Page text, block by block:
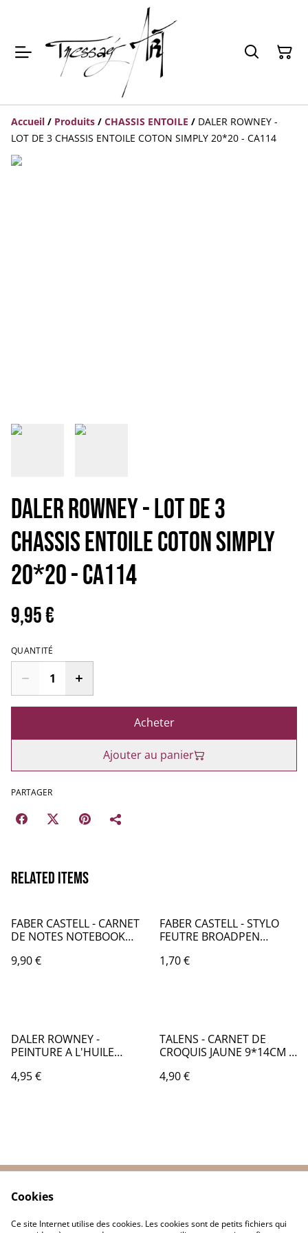
Accueil / Produits / CHASSIS ENTOILE / DALER ROWNEY -
LOT DE 3 CHASSIS ENTOILE COTON SIMPLY 20*20 - CA114
DALER ROWNEY - LOT DE 3
CHASSIS ENTOILE COTON SIMPLY
20*20 - CA114
9,95 €
QUANTITÉ
Acheter
Ajouter au panier
PARTAGER
Related items
FABER CASTELL - CARNET
DE NOTES NOTEBOOK
9,90 €
FABER CASTELL - STYLO
FEUTRE BROADPEN
PASTEL GRIS - FB021488
1,70 €
DALER ROWNEY -
PEINTURE A L'HUILE
DE BOUGIE 035 -
4,95 €
TALENS - CARNET DE
CROQUIS JAUNE 9*14CM -
4,90 €
Politique de
Politique de cookies
Cookies
Ce site Internet utilise des cookies. Les cookies sont de petits fichiers qui